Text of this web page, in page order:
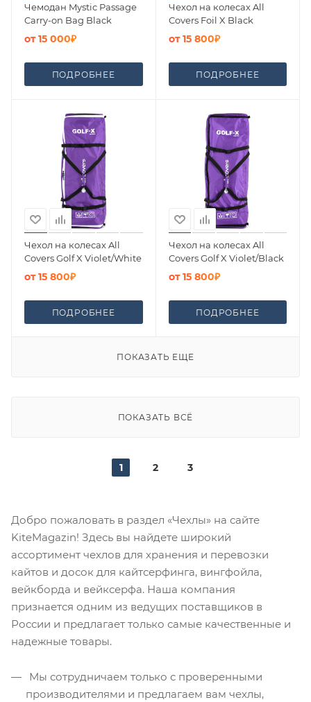
Чемодан Mystic Passage
Carry-on Bag Black
от15 000₽
ПОДРОБНЕЕ
Чехол на колесах All
Covers Foil X Black
от15 800₽
ПОДРОБНЕЕ
Чехол на колесах All
Covers Golf X Violet/White
от15 800₽
ПОДРОБНЕЕ
Чехол на колесах All
Covers Golf X Violet/Black
от15 800₽
ПОДРОБНЕЕ
ПОКАЗАТЬ ЕЩЕ
ПОКАЗАТЬ ВСЁ
1 2 3
Добро пожаловать в раздел «Чехлы» на сайте
KiteMagazin! Здесь вы найдете широкий
ассортимент чехлов для хранения и перевозки
кайтов и досок для кайтсерфинга, вингфойла,
вейкборда и вейксерфа. Наша компания
признается одним из ведущих поставщиков в
России и предлагает только самые качественные и
надежные товары.
Мы сотрудничаем только с проверенными
производителями и предлагаем вам чехлы,